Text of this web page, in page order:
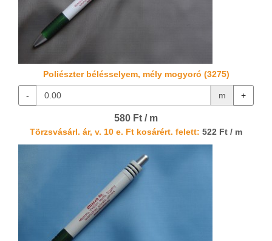
Poliészter bélésselyem, mély mogyoró (3275)
- m +
580 Ft / m
Törzsvásárl. ár, v. 10 e. Ft kosárért. felett: 522 Ft / m